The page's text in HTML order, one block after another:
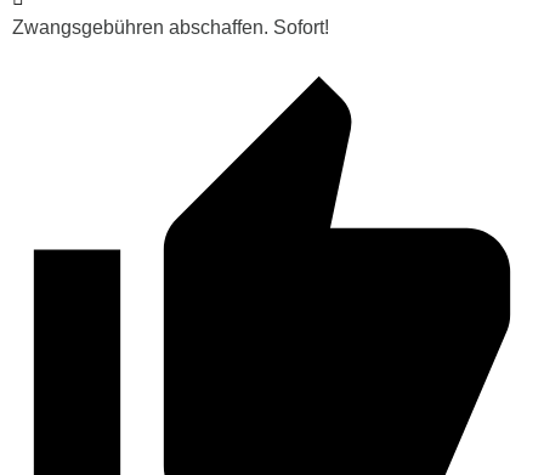
Zwangsgebühren abschaffen. Sofort!